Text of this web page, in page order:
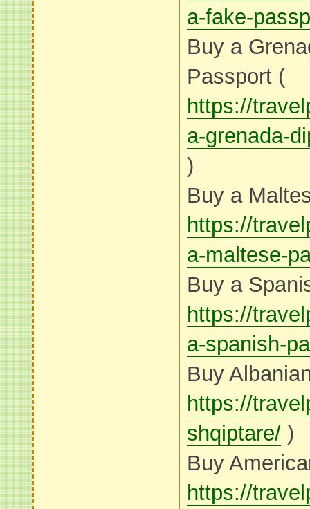
a-fake-
Buy a
Passport (
https://
a-grenada-
)
Buy a
https://
a-maltese-
Buy a
https://
a-spanish-
Buy
https://
shqiptare/ )
Buy
https://